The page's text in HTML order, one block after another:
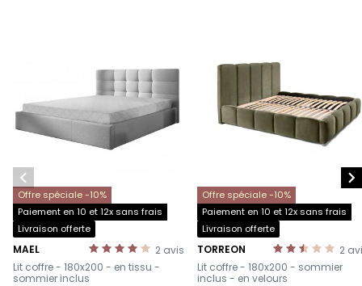
Offre spéciale -10%
Paiement en 10 et 12x sans frais
Livraison offerte
2 avis
MAEL
-
Lit coffre - 180x200 - en tissu -
sommier inclus
Offre spéciale -10%
Paiement en 10 et 12x sans frais
Livraison offerte
2
TORREON
-
Lit coffre - 180x200 - sommier
inclus - en velours
 